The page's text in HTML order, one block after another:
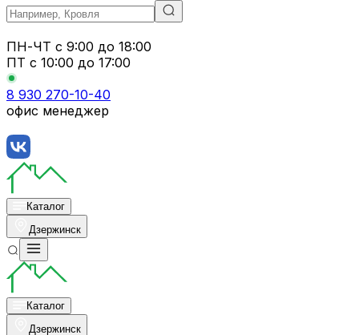
ПН-ЧТ с 9:00 до 18:00
ПТ с 10:00 до 17:00
8 930 270-10-40
офис менеджер
Каталог
Дзержинск
Каталог
Дзержинск